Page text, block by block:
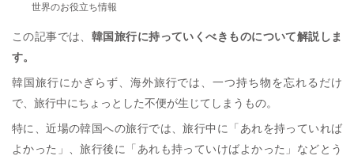
世界のお役立ち情報
この記事では、 韓国旅行に持っていくべきものについて解説しま
す。
韓国旅行にかぎらず、海外旅行では、一つ持ち物を忘れるだけ
で、旅行中にちょっとした不便が生じてしまうもの。
特に、近場の韓国への旅行では、旅行中に「あれを持っていれば
よかった」、旅行後に「あれも持っていけばよかった」などとう